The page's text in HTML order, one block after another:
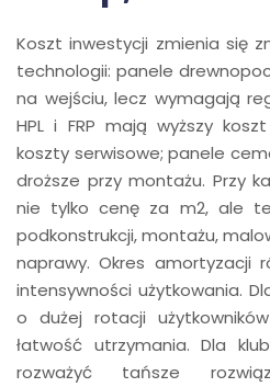
Koszt inwestycji zmienia się
technologii: panele
na wejściu, lecz wymagają
HPL i FRP mają wyższy
koszty serwisowe; panele
droższe przy montażu. Przy
nie tylko cenę za m2, ale
podkonstrukcji, montażu,
naprawy. Okres amortyzacji
intensywności użytkowania.
o dużej rotacji
łatwość utrzymania. Dla
rozważyć tańsze